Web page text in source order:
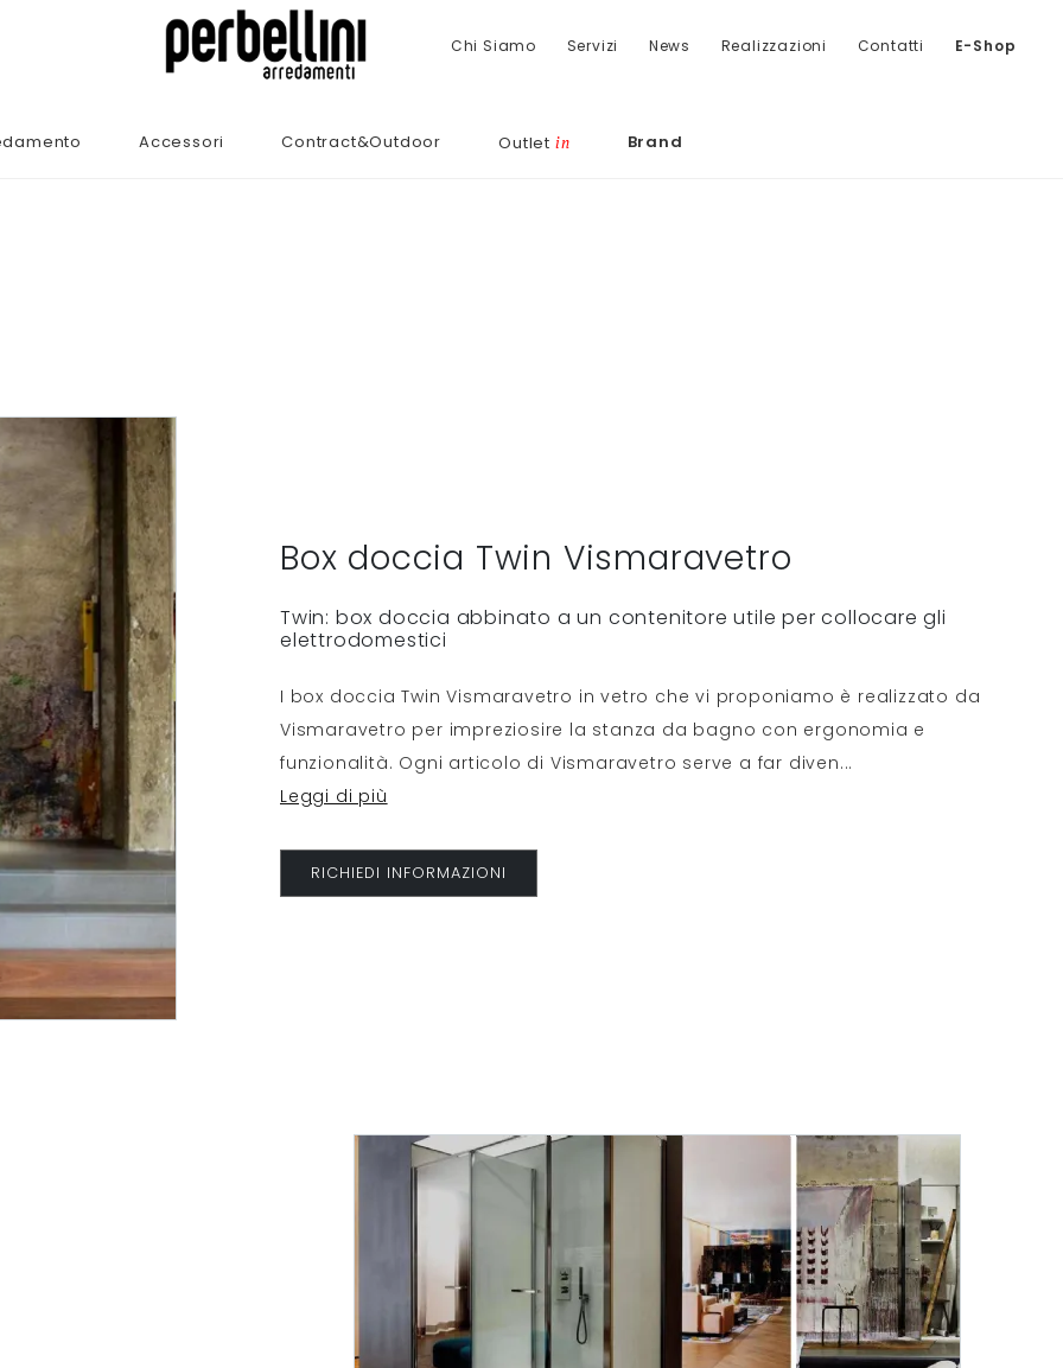
Chi Siamo Servizi News Realizzazioni Contatti E-Shop
Accessori Contract&Outdoor Outlet in Brand
Box doccia Twin Vismaravetro
Twin: box doccia abbinato a un contenitore utile per collocare gli
elettrodomestici
I box doccia Twin Vismaravetro in vetro che vi proponiamo è realizzato da
Vismaravetro per impreziosire la stanza da bagno con ergonomia e
funzionalità. Ogni articolo di Vismaravetro serve a far diven...
Leggi di più
RICHIEDI INFORMAZIONI